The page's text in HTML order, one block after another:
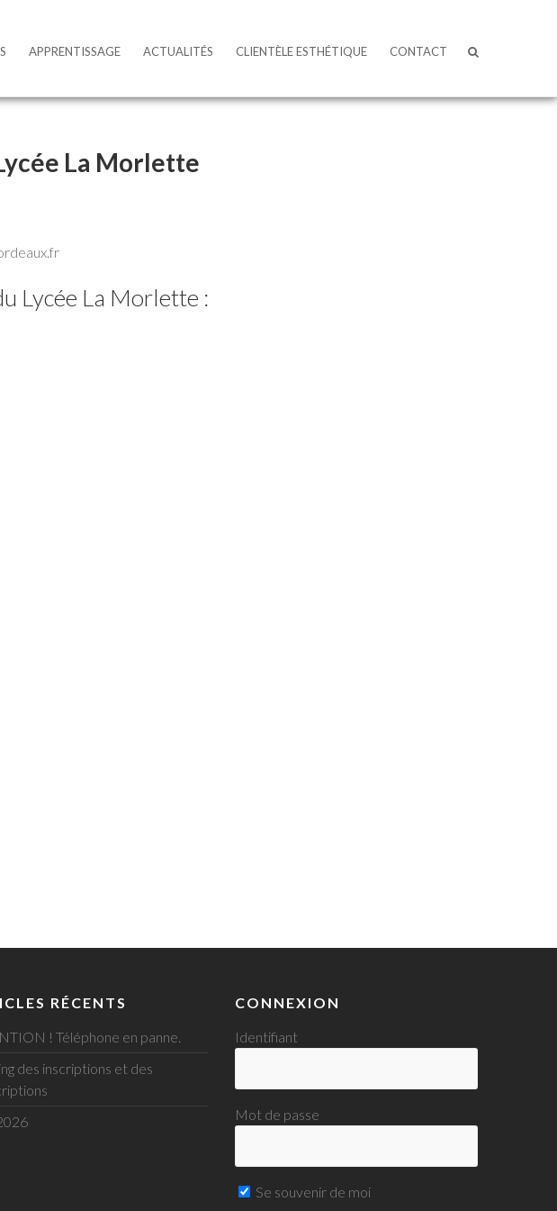
APPRENTISSAGE ACTUALITÉS CLIENTÈLE ESTHÉTIQUE CONTACT
La Morlette
Lycée La Morlette :
RÉCENTS
! Téléphone en panne.
des inscriptions et des
CONNEXION
Identifiant
Mot de passe
Se souvenir de moi